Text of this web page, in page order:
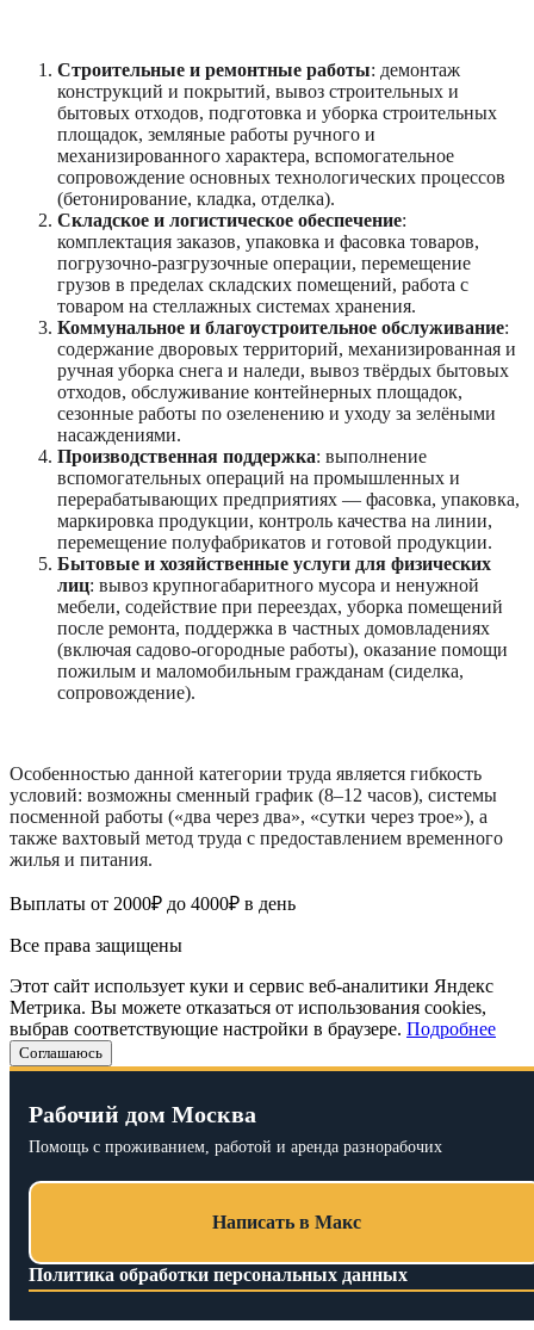
Строительные и ремонтные работы: демонтаж
конструкций и покрытий, вывоз строительных и
бытовых отходов, подготовка и уборка строительных
площадок, земляные работы ручного и
механизированного характера, вспомогательное
сопровождение основных технологических процессов
(бетонирование, кладка, отделка).
Складское и логистическое обеспечение:
комплектация заказов, упаковка и фасовка товаров,
погрузочно-разгрузочные операции, перемещение
грузов в пределах складских помещений, работа с
товаром на стеллажных системах хранения.
Коммунальное и благоустроительное обслуживание:
содержание дворовых территорий, механизированная и
ручная уборка снега и наледи, вывоз твёрдых бытовых
отходов, обслуживание контейнерных площадок,
сезонные работы по озеленению и уходу за зелёными
насаждениями.
Производственная поддержка: выполнение
вспомогательных операций на промышленных и
перерабатывающих предприятиях — фасовка, упаковка,
маркировка продукции, контроль качества на линии,
перемещение полуфабрикатов и готовой продукции.
Бытовые и хозяйственные услуги для физических
лиц: вывоз крупногабаритного мусора и ненужной
мебели, содействие при переездах, уборка помещений
после ремонта, поддержка в частных домовладениях
(включая садово-огородные работы), оказание помощи
пожилым и маломобильным гражданам (сиделка,
сопровождение).
Особенностью данной категории труда является гибкость
условий: возможны сменный график (8–12 часов), системы
посменной работы («два через два», «сутки через трое»), а
также вахтовый метод труда с предоставлением временного
жилья и питания.
Выплаты от 2000₽ до 4000₽ в день
Все права защищены
Этот сайт использует куки и сервис веб-аналитики Яндекс
Метрика. Вы можете отказаться от использования cookies,
выбрав соответствующие настройки в браузере. Подробнее
Соглашаюсь
Рабочий дом Москва
Помощь с проживанием, работой и аренда разнорабочих
Написать в Макс
Политика обработки персональных данных